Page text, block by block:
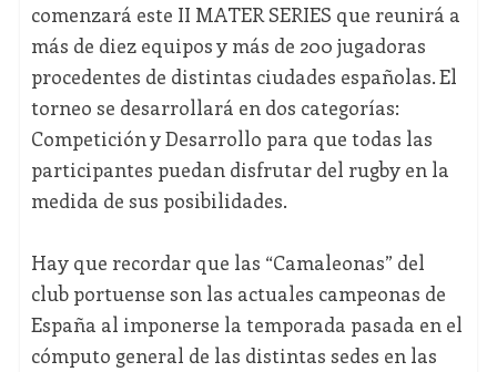
comenzará este II MATER SERIES que reunirá a
más de diez equipos y más de 200 jugadoras
procedentes de distintas ciudades españolas. El
torneo se desarrollará en dos categorías:
Competición y Desarrollo para que todas las
participantes puedan disfrutar del rugby en la
medida de sus posibilidades.
Hay que recordar que las “Camaleonas” del
club portuense son las actuales campeonas de
España al imponerse la temporada pasada en el
cómputo general de las distintas sedes en las